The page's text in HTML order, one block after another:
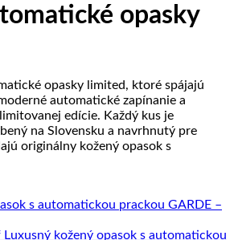
opasky
opasky limited, ktoré spájajú
automatické zapínanie a
edície. Každý kus je
na Slovensku a navrhnutý pre
originálny kožený opasok s